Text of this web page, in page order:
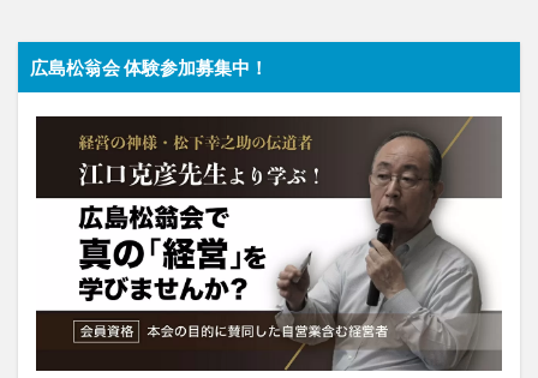
広島松翁会 体験参加募集中！